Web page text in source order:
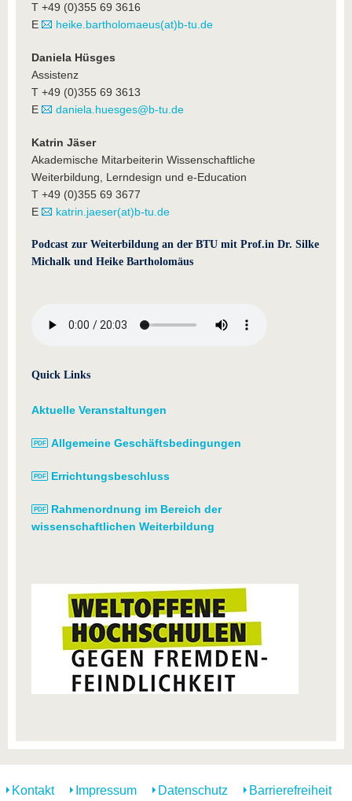
T +49 (0)355 69 3616
E
heike.bartholomaeus(at)b-tu.de
Daniela Hüsges
Assistenz
T +49 (0)355 69 3613
E
daniela.huesges@b-tu.de
Katrin Jäser
Akademische Mitarbeiterin Wissenschaftliche
Weiterbildung, Lerndesign und e-Education
T +49 (0)355 69 3677
E
katrin.jaeser(at)b-tu.de
Podcast zur Weiterbildung an der BTU mit Prof.in Dr. Silke
Michalk und Heike Bartholomäus
Quick Links
Aktuelle Veranstaltungen
Allgemeine Geschäftsbedingungen
Errichtungsbeschluss
Rahmenordnung im Bereich der
wissenschaftlichen Weiterbildung
Kontakt Impressum Datenschutz Barrierefreiheit